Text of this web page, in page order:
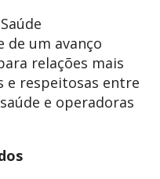
de um avanço
relações mais
e respeitosas entre
e operadoras